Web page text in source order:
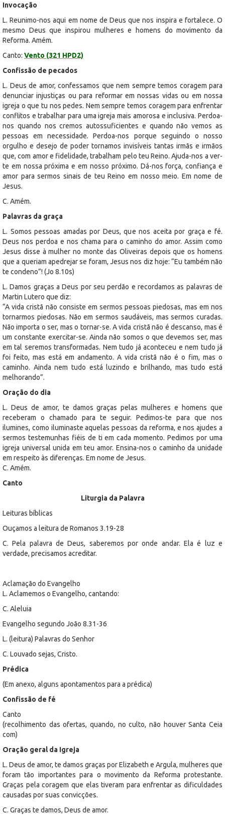
Invocação
L. Reunimo-nos aqui em nome de Deus que nos inspira e fortalece. O
mesmo Deus que inspirou mulheres e homens do movimento da
Reforma. Amém.
Canto: Vento (321 HPD2)
Confissão de pecados
L. Deus de amor, confessamos que nem sempre temos coragem para
denunciar injustiças ou para reformar em nossas vidas ou em nossa
igreja o que tu nos pedes. Nem sempre temos coragem para enfrentar
conflitos e trabalhar para uma igreja mais amorosa e inclusiva. Perdoa-
nos quando nos cremos autossuficientes e quando não vemos as
pessoas em necessidade. Perdoa-nos porque seguindo o nosso
orgulho e desejo de poder tornamos invisíveis tantas irmãs e irmãos
que, com amor e fidelidade, trabalham pelo teu Reino. Ajuda-nos a ver-
te em nossa próxima e em nosso próximo. Dá-nos força, confiança e
amor para sermos sinais de teu Reino em nosso meio. Em nome de
Jesus.
C. Amém.
Palavras da graça
L. Somos pessoas amadas por Deus, que nos aceita por graça e fé.
Deus nos perdoa e nos chama para o caminho do amor. Assim como
Jesus disse à mulher no monte das Oliveiras depois que os homens
que a queriam apedrejar se foram, Jesus nos diz hoje: “Eu também não
te condeno”! (Jo 8.10s)
L. Damos graças a Deus por seu perdão e recordamos as palavras de
Martin Lutero que diz:
“A vida cristã não consiste em sermos pessoas piedosas, mas em nos
tornarmos piedosas. Não em sermos saudáveis, mas sermos curadas.
Não importa o ser, mas o tornar-se. A vida cristã não é descanso, mas é
um constante exercitar-se. Ainda não somos o que devemos ser, mas
em tal seremos transformadas. Nem tudo já aconteceu e nem tudo já
foi feito, mas está em andamento. A vida cristã não é o fim, mas o
caminho. Ainda nem tudo está luzindo e brilhando, mas tudo está
melhorando”.
Oração do dia
L. Deus de amor, te damos graças pelas mulheres e homens que
receberam o chamado para te seguir. Pedimos-te para que nos
ilumines, como iluminaste aquelas pessoas da reforma, e nos ajudes a
sermos testemunhas fiéis de ti em cada momento. Pedimos por uma
igreja universal unida em teu amor. Ensina-nos o caminho da unidade
em respeito às diferenças. Em nome de Jesus.
C. Amém.
Canto
Liturgia da Palavra
Leituras bíblicas
Ouçamos a leitura de Romanos 3.19-28
C. Pela palavra de Deus, saberemos por onde andar. Ela é luz e
verdade, precisamos acreditar.
Aclamação do Evangelho
L. Aclamemos o Evangelho, cantando:
C. Aleluia
Evangelho segundo João 8.31-36
L. (leitura) Palavras do Senhor
C. Louvado sejas, Cristo.
Prédica
(Em anexo, alguns apontamentos para a prédica)
Confissão de fé
Canto
(recolhimento das ofertas, quando, no culto, não houver Santa Ceia
com)
Oração geral da Igreja
L. Deus de amor, te damos graças por Elizabeth e Argula, mulheres que
foram tão importantes para o movimento da Reforma protestante.
Graças pela coragem que elas tiveram para enfrentar as dificuldades
causadas por suas convicções.
C. Graças te damos, Deus de amor.